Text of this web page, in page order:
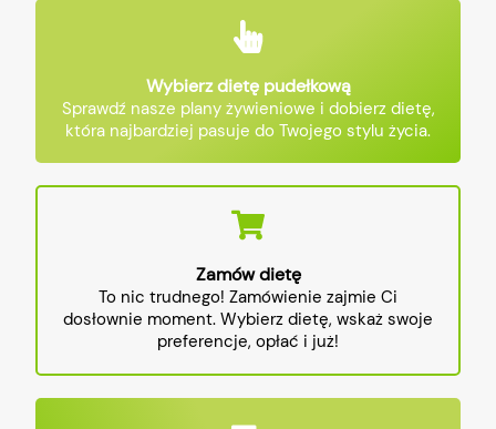
Wybierz dietę pudełkową
Sprawdź nasze plany żywieniowe i dobierz dietę,
która najbardziej pasuje do Twojego stylu życia.
Zamów dietę
To nic trudnego! Zamówienie zajmie Ci
dosłownie moment. Wybierz dietę, wskaż swoje
preferencje, opłać i już!